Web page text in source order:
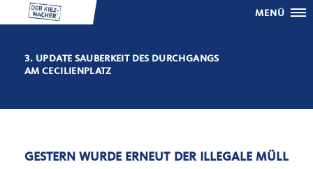
MENÜ
3. UPDATE SAUBERKEIT DES DURCHGANGS
AM CECILIENPLATZ
GESTERN WURDE ERNEUT DER ILLEGALE MÜLL